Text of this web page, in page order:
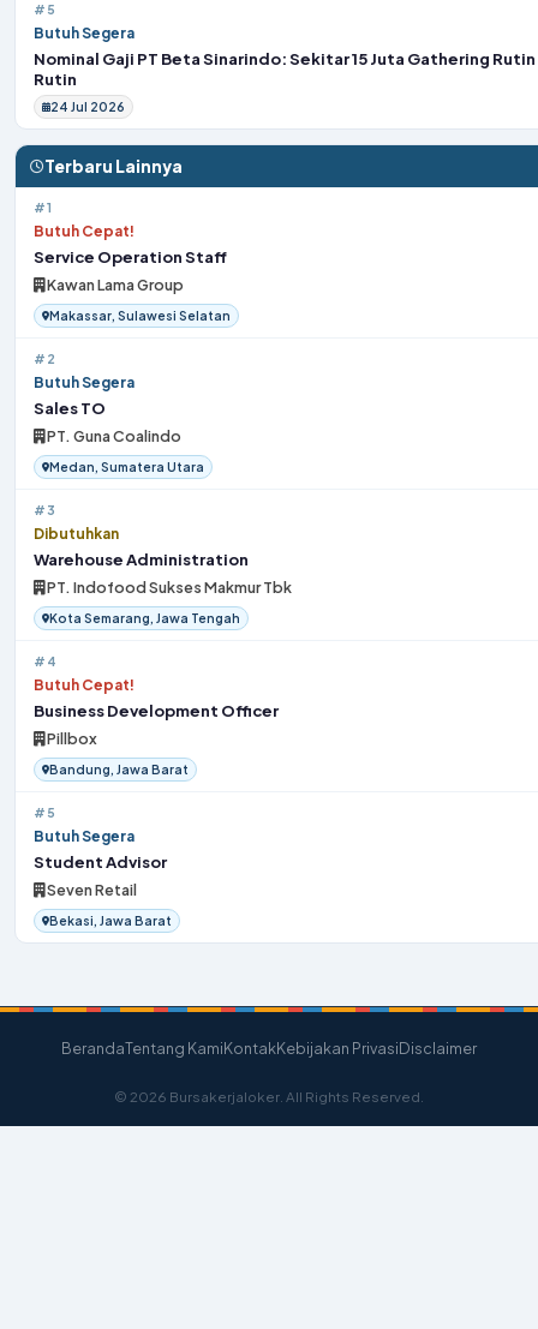
#5
Butuh Segera
Nominal Gaji PT Beta Sinarindo: Sekitar 15 Juta Gathering
Rutin
24 Jul 2026
Terbaru Lainnya
#1
Butuh Cepat!
Service Operation Staff
Kawan Lama Group
Makassar, Sulawesi Selatan
#2
Butuh Segera
Sales TO
PT. Guna Coalindo
Medan, Sumatera Utara
#3
Dibutuhkan
Warehouse Administration
PT. Indofood Sukses Makmur Tbk
Kota Semarang, Jawa Tengah
#4
Butuh Cepat!
Business Development Officer
Pillbox
Bandung, Jawa Barat
#5
Butuh Segera
Student Advisor
Seven Retail
Bekasi, Jawa Barat
BerandaTentang KamiKontakKebijakan PrivasiDisclaimer
© 2026 Bursakerjaloker. All Rights Reserved.